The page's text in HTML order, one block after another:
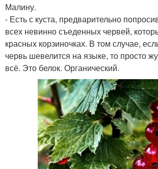
Малину.
- Есть с куста, предварительно
всех невинно съеденных червей,
красных корзиночках. В том случае,
червь шевелится на языке, то просто
всё. Это белок. Органический.